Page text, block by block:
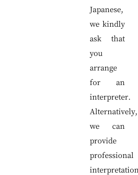
Japanese,
we kindly
ask that
you
arrange
for an
interpreter.
Alternatively,
we can
provide
professional